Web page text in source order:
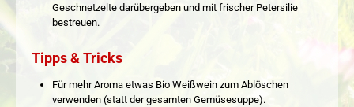
Geschnetzelte darübergeben und mit frischer Petersilie
bestreuen.
Tipps & Tricks
Für mehr Aroma etwas Bio Weißwein zum Ablöschen
verwenden (statt der gesamten Gemüsesuppe).